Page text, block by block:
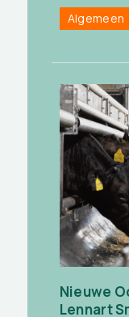
Algemeen
Nieuwe
Lennart